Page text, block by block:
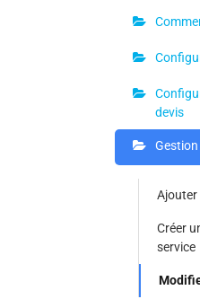
devis
Ajouter
Créer
service